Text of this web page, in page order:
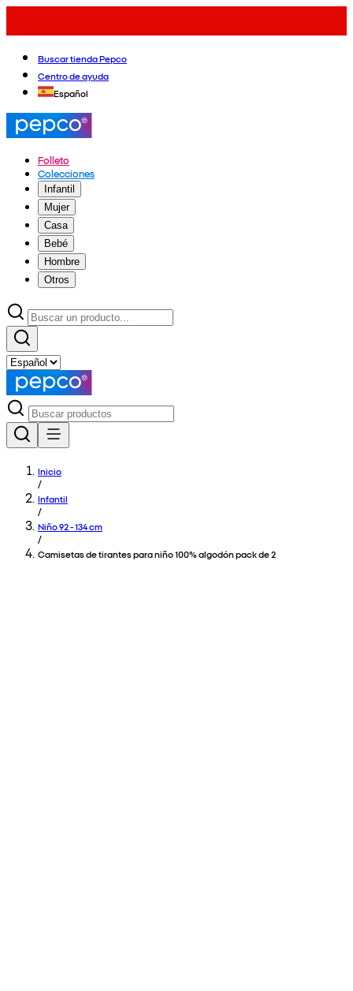
Buscar tienda Pepco
Centro de ayuda
Español
Folleto
Colecciones
Infantil
Mujer
Casa
Bebé
Hombre
Otros
Inicio
/
Infantil
/
Niño 92 - 134 cm
/
Camisetas de tirantes para niño 100% algodón pack de 2